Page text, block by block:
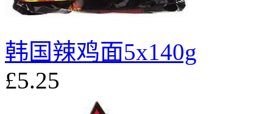
韩国辣鸡面5x140g
£5.25